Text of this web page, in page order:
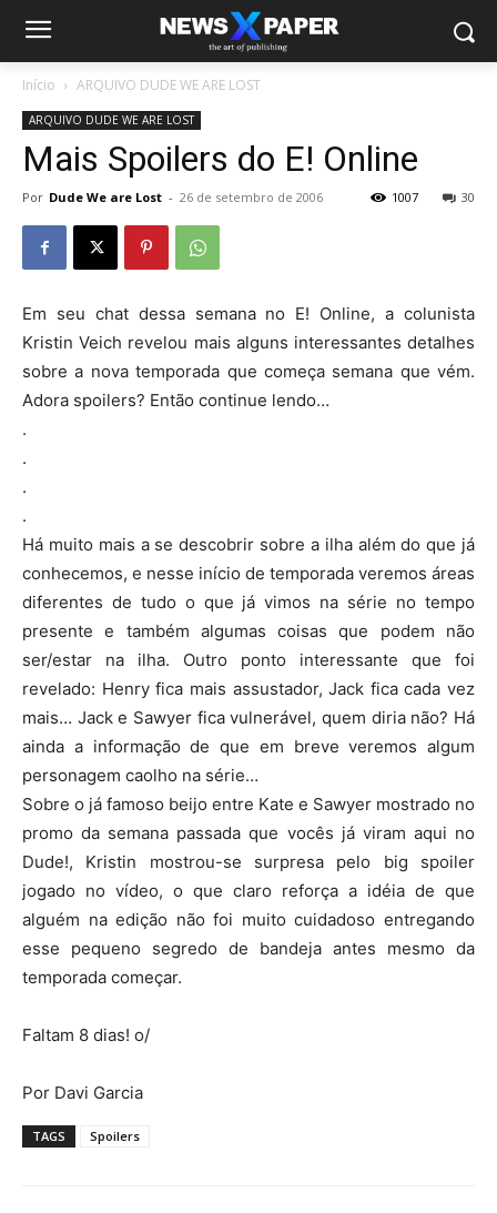
Início ARQUIVO DUDE WE ARE LOST
ARQUIVO DUDE WE ARE LOST
Mais Spoilers do E! Online
Por Dude We are Lost - 26 de setembro de 2006 30
1007
Em seu chat dessa semana no E! Online, a colunista
Kristin Veich revelou mais alguns interessantes detalhes
sobre a nova temporada que começa semana que vém.
Adora spoilers? Então continue lendo…
.
.
.
.
Há muito mais a se descobrir sobre a ilha além do que já
conhecemos, e nesse início de temporada veremos áreas
diferentes de tudo o que já vimos na série no tempo
presente e também algumas coisas que podem não
ser/estar na ilha. Outro ponto interessante que foi
revelado: Henry fica mais assustador, Jack fica cada vez
mais… Jack e Sawyer fica vulnerável, quem diria não? Há
ainda a informação de que em breve veremos algum
personagem caolho na série…
Sobre o já famoso beijo entre Kate e Sawyer mostrado no
promo da semana passada que vocês já viram aqui no
Dude!, Kristin mostrou-se surpresa pelo big spoiler
jogado no vídeo, o que claro reforça a idéia de que
alguém na edição não foi muito cuidadoso entregando
esse pequeno segredo de bandeja antes mesmo da
temporada começar.
Faltam 8 dias! o/
Por Davi Garcia
TAGS Spoilers